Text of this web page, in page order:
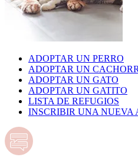
ADOPTAR UN PERRO
ADOPTAR UN
ADOPTAR UN GATO
ADOPTAR UN GATITO
LISTA DE REFUGIOS
INSCRIBIR UNA NUEVA